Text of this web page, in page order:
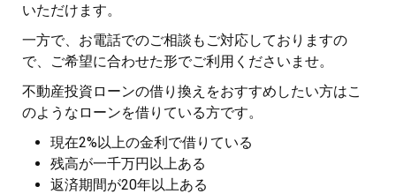
いただけます。
一方で、お電話でのご相談もご対応しておりますの
で、ご希望に合わせた形でご利用くださいませ。
不動産投資ローンの借り換えをおすすめしたい方はこ
のようなローンを借りている方です。
現在2%以上の金利で借りている
残高が一千万円以上ある
返済期間が20年以上ある